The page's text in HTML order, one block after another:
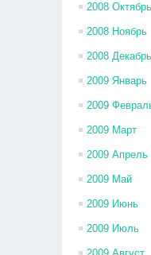
2008 Октябрь
2008 Ноябрь
2008 Декабрь
2009 Январь
2009
2009 Март
2009 Апрель
2009 Май
2009 Июнь
2009 Июль